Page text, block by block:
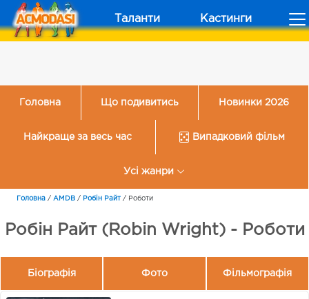
Таланти Кастинги
Головна Що подивитись Новинки 2026
Найкраще за весь час Випадковий фільм
Усі жанри
Головна / AMDB / Робін Райт / Роботи
Робін Райт (Robin Wright) - Роботи
Біографія Фото Фільмографія